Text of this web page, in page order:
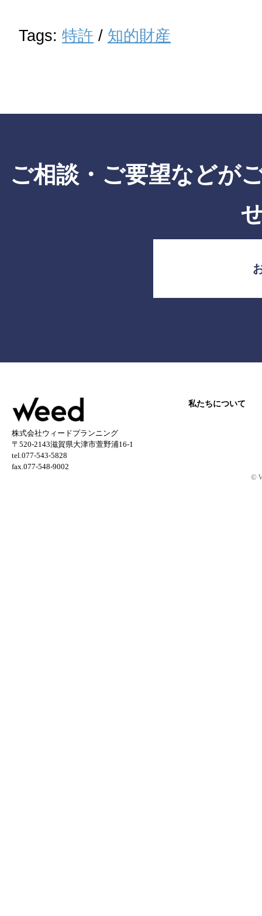
Tags: 特許 / 知的財産
ご相談・ご要望などが
株式会社ウィードプランニング
〒520-2143滋賀県大津市萱野浦16-1
tel.077-543-5828
fax.077-548-9002
私たちについて
©